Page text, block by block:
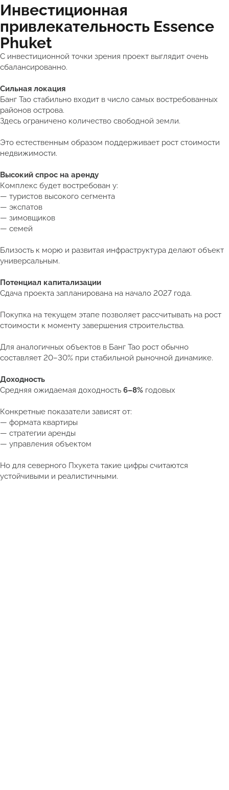
Инвестиционная
привлекательность Essence
Phuket
С инвестиционной точки зрения проект выглядит очень
сбалансированно.
Сильная локация
Банг Тао стабильно входит в число самых востребованных
районов острова.
Здесь ограничено количество свободной земли.
Это естественным образом поддерживает рост стоимости
недвижимости.
Высокий спрос на аренду
Комплекс будет востребован у:
— туристов высокого сегмента
— экспатов
— зимовщиков
— семей
Близость к морю и развитая инфраструктура делают объект
универсальным.
Потенциал капитализации
Сдача проекта запланирована на начало 2027 года.
Покупка на текущем этапе позволяет рассчитывать на рост
стоимости к моменту завершения строительства.
Для аналогичных объектов в Банг Тао рост обычно
составляет 20–30% при стабильной рыночной динамике.
Доходность
Средняя ожидаемая доходность 6–8% годовых
Конкретные показатели зависят от:
— формата квартиры
— стратегии аренды
— управления объектом
Но для северного Пхукета такие цифры считаются
устойчивыми и реалистичными.